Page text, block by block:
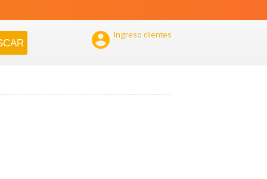
 Ingreso clientes